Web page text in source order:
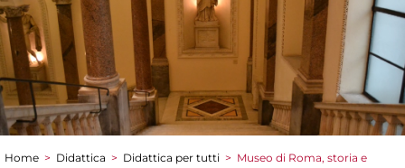
Home > Didattica > Didattica per tutti > Museo di Roma, storia e